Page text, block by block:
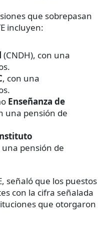
que sobrepasan
incluyen:
(CNDH), con una
, con una
Enseñanza de
una pensión de
una pensión de
señaló que los puestos
con la cifra señalada
que otorgaron